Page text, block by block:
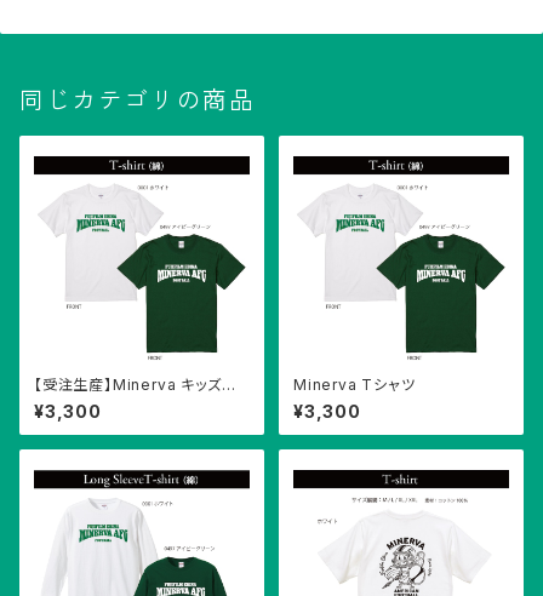
同じカテゴリの商品
【受注生産】Minerva キッズサ
イズTシャツ
¥3,300
Minerva Tシャツ
¥3,300